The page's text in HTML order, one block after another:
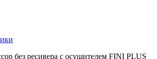
без ресивера с осушителем FINI PLUS